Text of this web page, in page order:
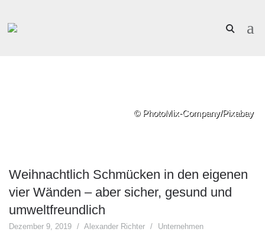
© PhotoMix-Company/Pixabay
Weihnachtlich Schmücken in den eigenen
vier Wänden – aber sicher, gesund und
umweltfreundlich
Dezember 9, 2019 Alexander Richter Unternehmen